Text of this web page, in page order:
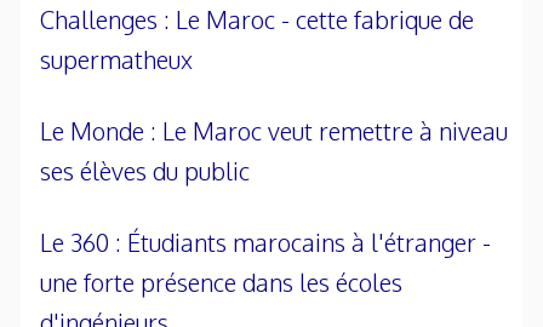
Challenges : Le Maroc - cette fabrique de
supermatheux
Le Monde : Le Maroc veut remettre à niveau
ses élèves du public
Le 360 : Étudiants marocains à l'étranger -
une forte présence dans les écoles